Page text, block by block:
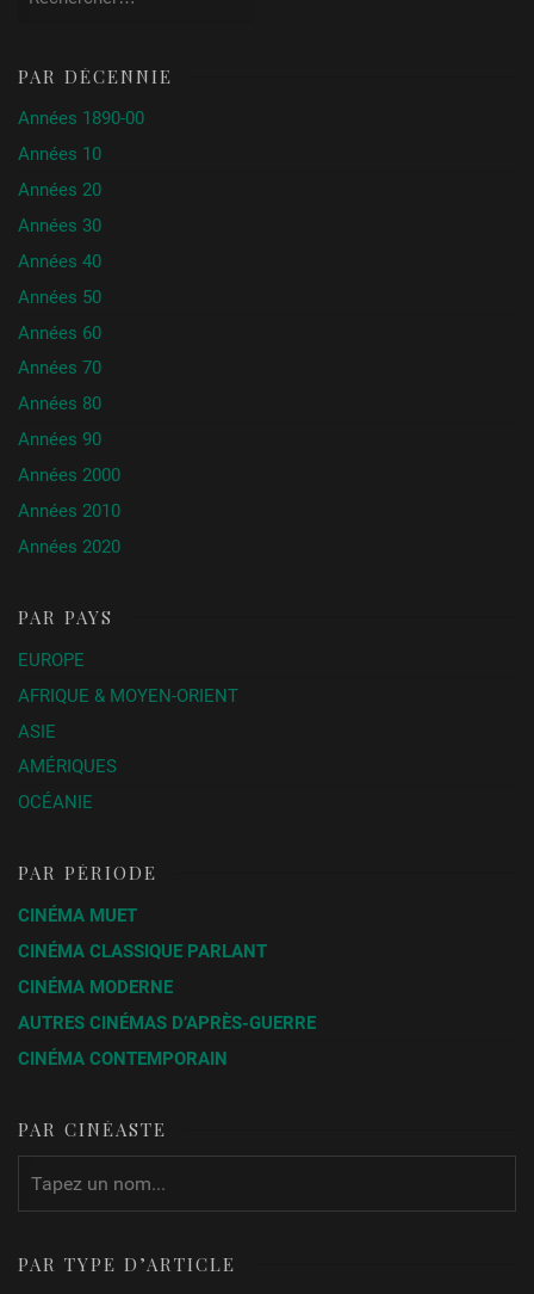
PAR DÉCENNIE
Années 1890-00
Années 10
Années 20
Années 30
Années 40
Années 50
Années 60
Années 70
Années 80
Années 90
Années 2000
Années 2010
Années 2020
PAR PAYS
EUROPE
AFRIQUE & MOYEN-ORIENT
ASIE
AMÉRIQUES
OCÉANIE
PAR PÉRIODE
CINÉMA MUET
CINÉMA CLASSIQUE PARLANT
CINÉMA MODERNE
AUTRES CINÉMAS D’APRÈS-GUERRE
CINÉMA CONTEMPORAIN
PAR CINÉASTE
PAR TYPE D’ARTICLE